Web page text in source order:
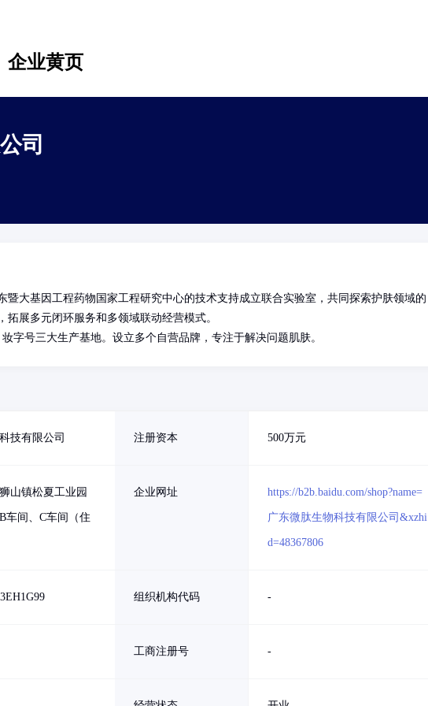
企业黄页
司
暨大基因工程药物国家工程研究中心的技术支持成立联合实验室，共同探索护肤领域的
展多元闭环服务和多领域联动经营模式。
字号三大生产基地。设立多个自营品牌，专注于解决问题肌肤。
技有限公司 注册资本 500万元
山镇松夏工业园
车间、C车间（住
企业网址 https://b2b.baidu.com/shop?name=
广东微肽生物科技有限公司&xzhi
d=48367806
组织机构代码 -
工商注册号 -